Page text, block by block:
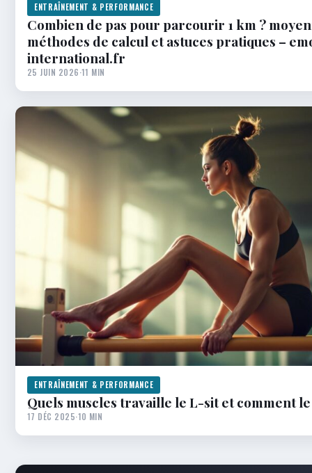
ENTRAÎNEMENT & PERFORMANCE
Combien de pas pour parcourir 1 km ?
méthodes de calcul et astuces pratiques –
international.fr
25 JUIN 2026·11 MIN
ENTRAÎNEMENT & PERFORMANCE
Quels muscles travaille le L-sit et comment
17 DÉC 2025·10 MIN